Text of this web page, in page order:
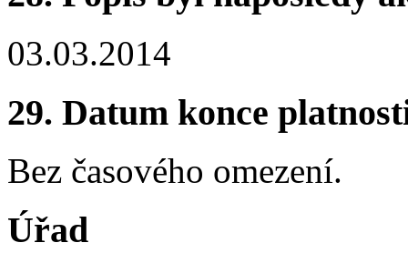
03.03.2014
29. Datum konce
Bez časového omezení.
Úřad